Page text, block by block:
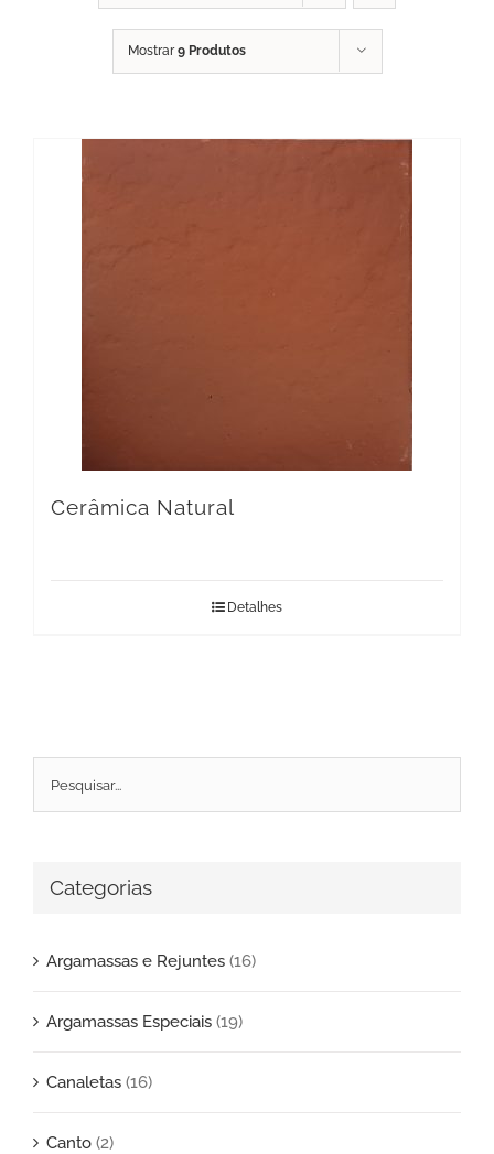
Mostrar9 Produtos
Cerâmica Natural
Detalhes
Categorias
Argamassas e Rejuntes (16)
Argamassas Especiais (19)
Canaletas (16)
Canto (2)